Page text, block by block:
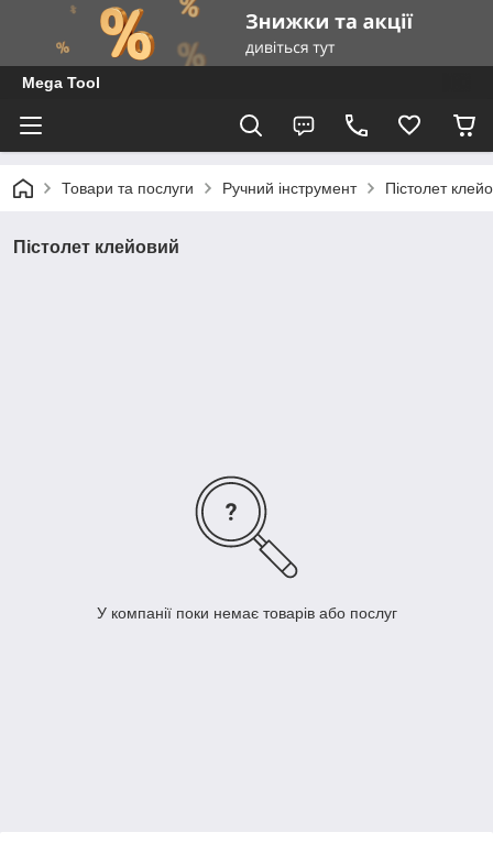
Mega Tool
Товари та послуги Ручний інструмент Пістолет
Пістолет клейовий
У компанії поки немає товарів або послуг